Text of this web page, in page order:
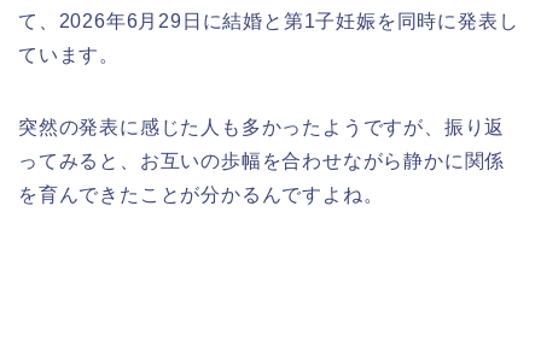
て、2026年6月29日に結婚と第1子妊娠を同時に発表し
ています。
突然の発表に感じた人も多かったようですが、振り返
ってみると、お互いの歩幅を合わせながら静かに関係
を育んできたことが分かるんですよね。